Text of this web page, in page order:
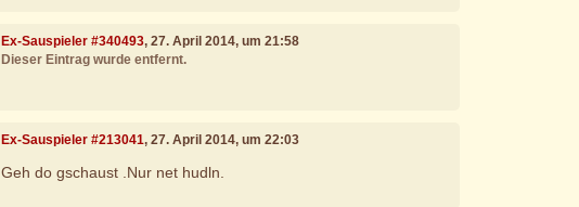
Ex-Sauspieler #340493, 27. April 2014, um 21:58
Dieser Eintrag wurde entfernt.
Ex-Sauspieler #213041, 27. April 2014, um 22:03
Geh do gschaust .Nur net hudln.